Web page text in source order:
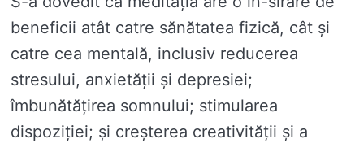
beneficii atât catre sănătatea fizică, cât și
catre cea mentală, inclusiv reducerea
stresului, anxietății și depresiei;
îmbunătățirea somnului; stimularea
dispoziției; și creșterea creativității și a